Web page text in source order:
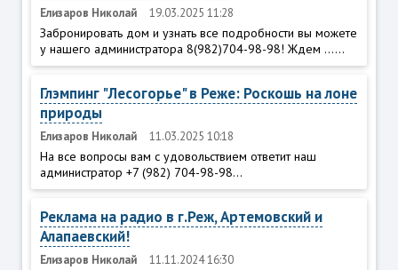
Елизаров Николай 19.03.2025 11:28
Забронировать дом и узнать все подробности вы можете
у нашего администратора 8(982)704-98-98! Ждем ......
Глэмпинг "Лесогорье" в Реже: Роскошь на лоне
природы
Елизаров Николай 11.03.2025 10:18
На все вопросы вам с удовольствием ответит наш
администратор +7 (982) 704-98-98...
Реклама на радио в г.Реж, Артемовский и
Алапаевский!
Елизаров Николай 11.11.2024 16:30